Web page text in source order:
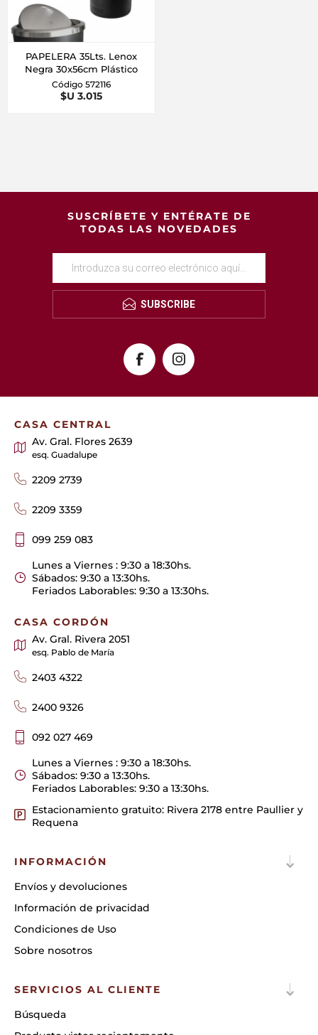
PAPELERA 35Lts. Lenox
Negra 30x56cm Plástico
Código 572116
$U 3.015
SUSCRÍBETE Y ENTÉRATE DE
TODAS LAS NOVEDADES
SUBSCRIBE
CASA CENTRAL
Av. Gral. Flores 2639
esq. Guadalupe
2209 2739
2209 3359
099 259 083
Lunes a Viernes : 9:30 a 18:30hs.
Sábados: 9:30 a 13:30hs.
Feriados Laborables: 9:30 a 13:30hs.
CASA CORDÓN
Av. Gral. Rivera 2051
esq. Pablo de María
2403 4322
2400 9326
092 027 469
Lunes a Viernes : 9:30 a 18:30hs.
Sábados: 9:30 a 13:30hs.
Feriados Laborables: 9:30 a 13:30hs.
Estacionamiento gratuito: Rivera 2178 entre Paullier y
Requena
INFORMACIÓN
Envíos y devoluciones
Información de privacidad
Condiciones de Uso
Sobre nosotros
SERVICIOS AL CLIENTE
Búsqueda